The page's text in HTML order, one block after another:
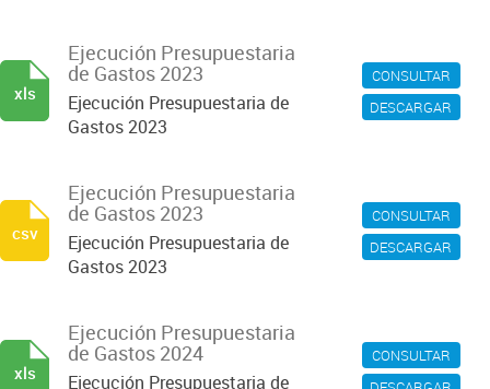
CONSULTAR
DESCARGAR
Ejecución Presupuestaria
de Gastos 2023
Ejecución Presupuestaria de
Gastos 2023
xls
CONSULTAR
DESCARGAR
Ejecución Presupuestaria
de Gastos 2023
Ejecución Presupuestaria de
Gastos 2023
csv
CONSULTAR
Ejecución Presupuestaria
de Gastos 2024
Ejecución Presupuestaria de
xls